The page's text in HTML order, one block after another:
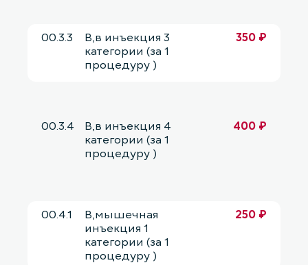
00.3.3
В,в инъекция 3
категории (за 1
процедуру )
350 ₽
00.3.4
В,в инъекция 4
категории (за 1
процедуру )
400 ₽
00.4.1
В,мышечная
инъекция 1
категории (за 1
процедуру )
250 ₽